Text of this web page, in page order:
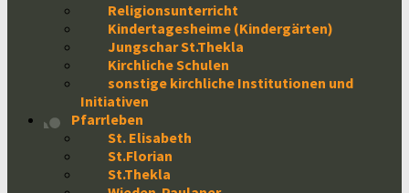
Religionsunterricht
Kindertagesheime (Kindergärten)
Jungschar St.Thekla
Kirchliche Schulen
sonstige kirchliche Institutionen und
Initiativen
Pfarrleben
St. Elisabeth
St.Florian
St.Thekla